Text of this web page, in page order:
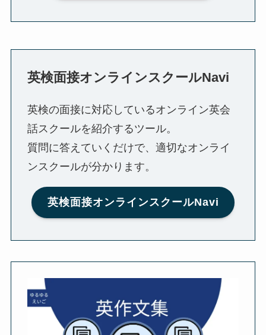
英検面接オンラインスクールNavi
英検の面接に対応しているオンライン英会
話スクールを紹介するツール。
質問に答えていくだけで、適切なオンライ
ンスクールが分かります。
英検面接オンラインスクールNavi